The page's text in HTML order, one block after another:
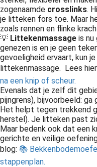
zogenaamde crosslinks.
je litteken fors toe. Maar
zoals rennen en flinke
💡 Littekenmassage is nu
genezen is en je geen
gevoeligheid ervaart, kun
littekenmassage. Lees
na een knip of scheur.
Evenals dat je zelf dit
pijngrens), bijvoorbeeld:
Het helpt tegen trekkend
herstel). Je litteken past
Maar bedenk ook dat een
gerichte en veilige
blog: 📚
stappenplan.